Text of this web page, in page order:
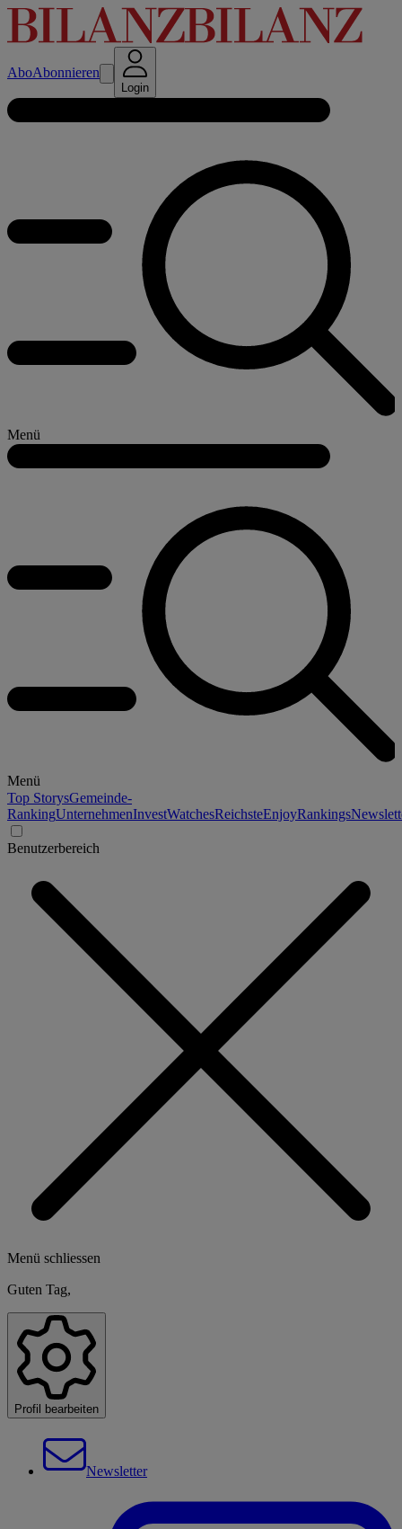
AboAbonnieren
Login
Menü
Menü
Top StorysGemeinde-
RankingUnternehmenInvestWatchesReichsteEnjoyRankings
Benutzerbereich
Menü schliessen
Guten Tag,
Profil bearbeiten
Newsletter